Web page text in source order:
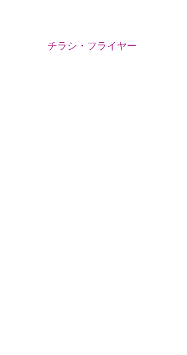
チラシ・フライヤー